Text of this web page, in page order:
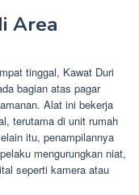
Area
tinggal, Kawat Duri
bagian atas pagar
Alat ini bekerja
terutama di unit rumah
itu, penampilannya
mengurungkan niat,
seperti kamera atau